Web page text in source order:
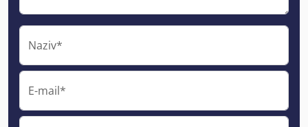
Naziv*
E-mail*